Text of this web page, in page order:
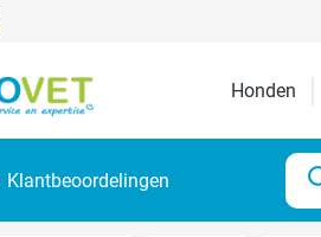
Honden
Klantbeoordelingen